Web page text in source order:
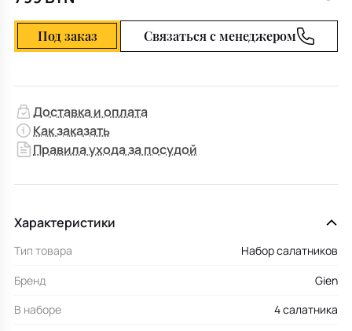
Под заказ Связаться с менеджером
Доставка и оплата
Как заказать
Правила ухода за посудой
Характеристики
Тип товара
Набор салатников
Бренд
Gien
В наборе
4 салатника